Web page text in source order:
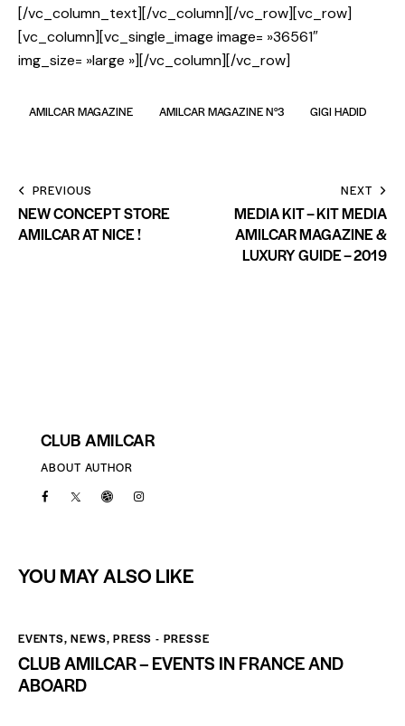
[/vc_column_text][/vc_column][/vc_row][vc_row]
[vc_column][vc_single_image image= »36561″
img_size= »large »][/vc_column][/vc_row]
AMILCAR MAGAZINE AMILCAR MAGAZINE N°3 GIGI HADID
PREVIOUS
NEW CONCEPT STORE
AMILCAR AT NICE !
NEXT
MEDIA KIT – KIT MEDIA
AMILCAR MAGAZINE &
LUXURY GUIDE – 2019
CLUB AMILCAR
ABOUT AUTHOR
YOU MAY ALSO LIKE
EVENTS,NEWS,PRESS - PRESSE
CLUB AMILCAR – EVENTS IN FRANCE AND
ABOARD